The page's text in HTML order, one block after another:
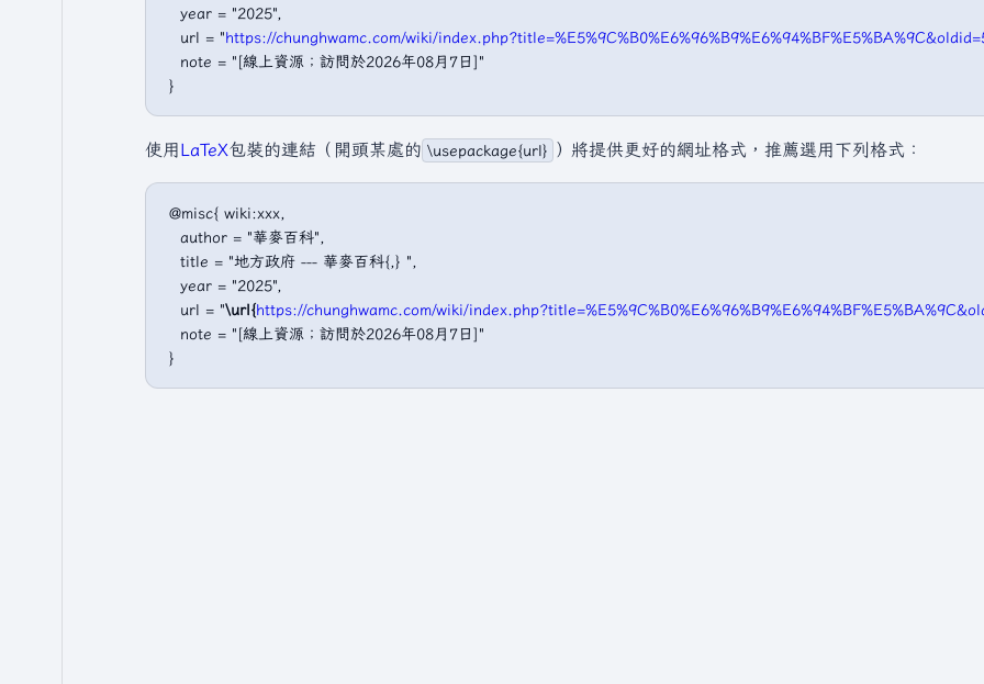
   year = "2025",
   url = "
https://chunghwamc.com/wiki/
   note = "[線上資源；訪問於2026年08月7日]"
使用LaTeX包裝的連結（開頭某處的 \usepackage{url} ）將提供更好的網址格式，推薦選用下列格式：
@misc{ wiki:xxx,
   author = "華麥百科",
   title = "地方政府 --- 華麥百科{,} ",
   year = "2025",
   url = "
\url{https://chunghwamc.com/wiki/
   note = "[線上資源；訪問於2026年08月7日]"